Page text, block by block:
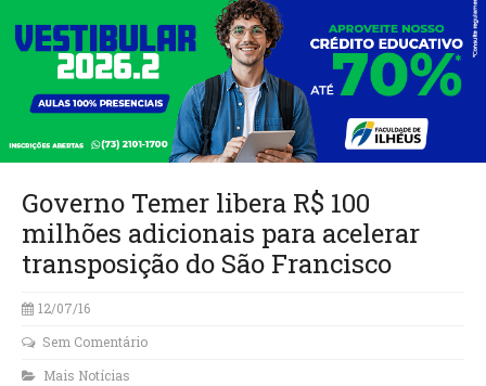
Governo Temer libera R$ 100
milhões adicionais para acelerar
transposição do São Francisco
12/07/16
Sem Comentário
Mais Notícias